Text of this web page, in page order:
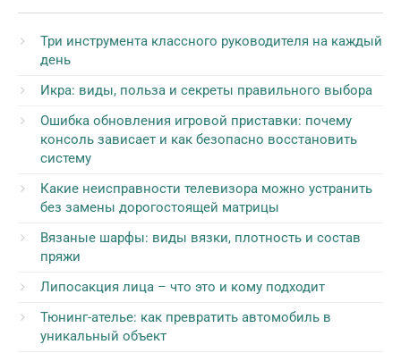
Три инструмента классного руководителя на каждый
день
Икра: виды, польза и секреты правильного выбора
Ошибка обновления игровой приставки: почему
консоль зависает и как безопасно восстановить
систему
Какие неисправности телевизора можно устранить
без замены дорогостоящей матрицы
Вязаные шарфы: виды вязки, плотность и состав
пряжи
Липосакция лица – что это и кому подходит
Тюнинг-ателье: как превратить автомобиль в
уникальный объект